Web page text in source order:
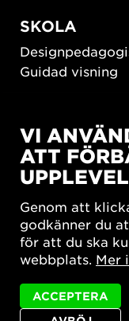
SKOLA
Guidad visning
New European
SUSTAINORDIC
Share Future
What Matter_s
VI
ATT
Genom att
godkänner du
för att du ska
webbplats. Mer
ACCEPTERA